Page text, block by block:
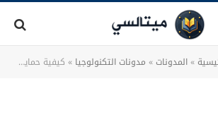
»المدونات» مدونات التكنولوجيا » كيفية حماية البيانات الشخصية في عالم الإنترنت